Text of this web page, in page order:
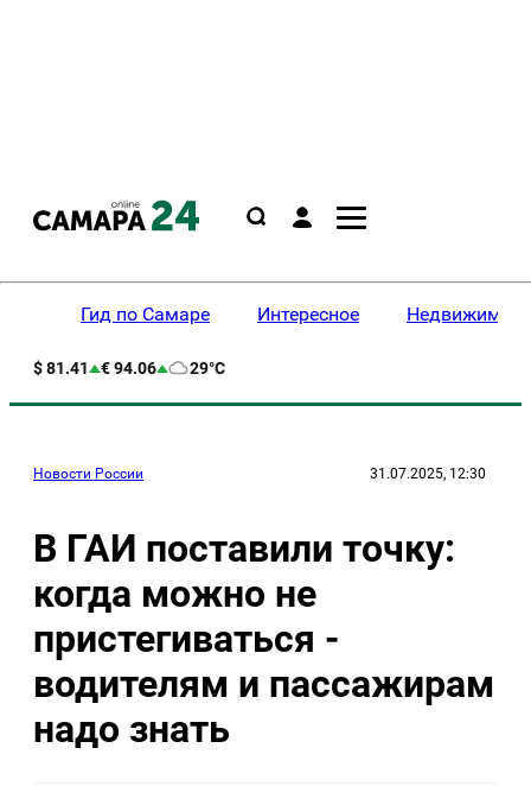
Гид по Самаре Интересное
$ 81.41 € 94.06 29°C
Новости России 31.07.2025, 12:30
В ГАИ поставили точку:
когда можно не
пристегиваться -
водителям и пассажирам
надо знать